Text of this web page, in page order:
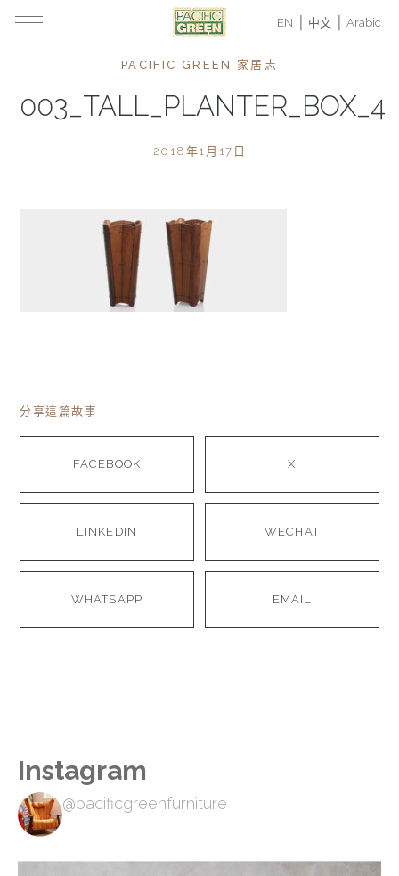
EN 中文 Arabic
PACIFIC GREEN 家居志
003_TALL_PLANTER_BOX_4
2018年1月17日
分享這篇故事
FACEBOOK X
LINKEDIN WECHAT
WHATSAPP EMAIL
Instagram
@pacificgreenfurniture